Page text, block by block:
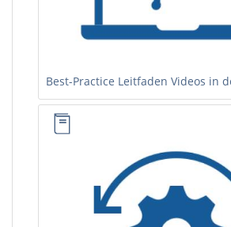
Best-Practice Leitfaden Videos in